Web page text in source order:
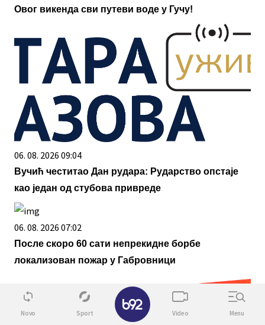
Овог викенда сви путеви воде у Гучу!
06. 08. 2026 09:04
Вучић честитао Дан рудара: Рударство опстаје
као један од стубова привреде
06. 08. 2026 07:02
После скоро 60 сати непрекидне борбе
локализован пожар у Габровници
Novo Sport Video Menu
✕